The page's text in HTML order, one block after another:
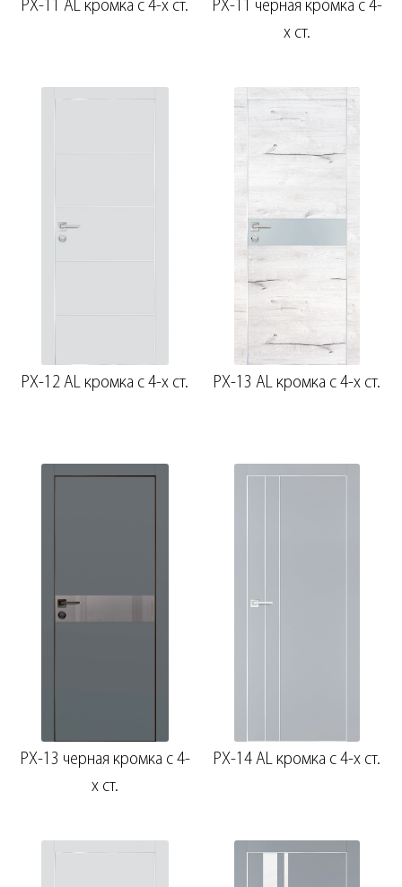
PX-11 AL кромка с 4-х ст.
PX-11 черная кромка с 4-
х ст.
PX-12 AL кромка с 4-х ст. PX-13 AL кромка с 4-х ст.
PX-13 черная кромка с 4-
х ст.
PX-14 AL кромка с 4-х ст.